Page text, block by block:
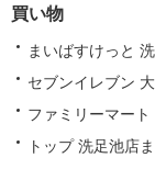
買い物
まいばすけっと
セブンイレブン
ファミリーマー
トップ 洗足池店